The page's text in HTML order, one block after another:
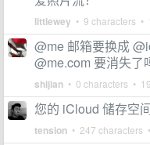
littlewey • 9 characters •
@me 邮箱要换成
@me.com 要消失了
shijian • 0 characters •
您的 iCloud 储存空
tension • 247 characters